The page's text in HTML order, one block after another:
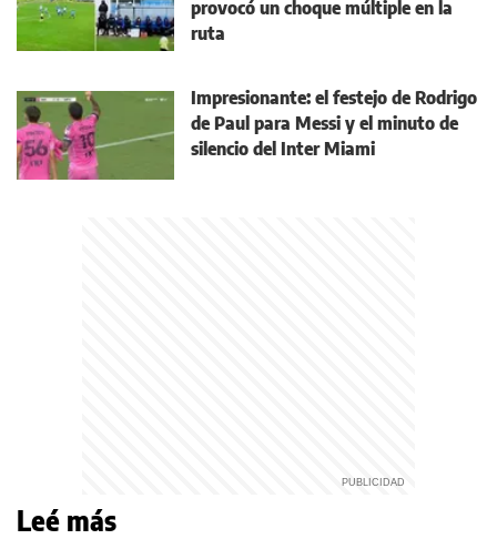
provocó un choque múltiple en la
ruta
Impresionante: el festejo de Rodrigo
de Paul para Messi y el minuto de
silencio del Inter Miami
Leé más